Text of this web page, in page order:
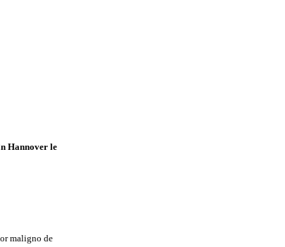
Hannover le
maligno de